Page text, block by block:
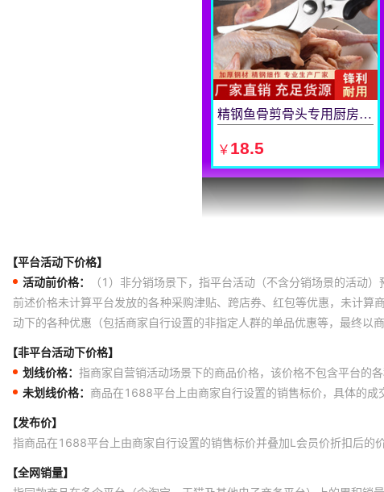
【平台活动下价格】
活动前价格：
（1）非分销场景下，指平台活动（不含分销场景的活动
前述价格未计算平台发放的各种采购津贴、跨店券、红包等优惠，未计
动下的各种优惠（包括商家自行设置的非指定人群的单品优惠等，最终以
【非平台活动下价格】
划线价格： 指商家自营销活动场景下的商品价格，该价格不包含平台的
未划线价格： 商品在1688平台上由商家自行设置的销售标价，具体的成
【发布价】
指商品在1688平台上由商家自行设置的销售标价并叠加L会员价折扣后的
【全网销量】